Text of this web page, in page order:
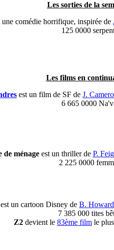
Les sorties de la
une comédie horrifique, inspirée de
125 0000
Les films en
est un film de SF de J.
6 665 0000
de ménage est un thriller de P. Feig
2 225 0000
est un cartoon Disney de B. Howard
7 385 000 tites
Z2 devient le 83ème film le